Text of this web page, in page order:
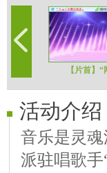
【片首】
活动介绍
音乐是灵魂
派驻唱歌